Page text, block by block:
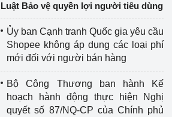
Luật Bảo vệ quyền lợi người tiêu dùng
Ủy ban Cạnh tranh Quốc gia yêu cầu
Shopee không áp dụng các loại phí
mới đối với người bán hàng
Bộ Công Thương ban hành Kế
hoạch hành động thực hiện Nghị
quyết số 87/NQ-CP của Chính phủ